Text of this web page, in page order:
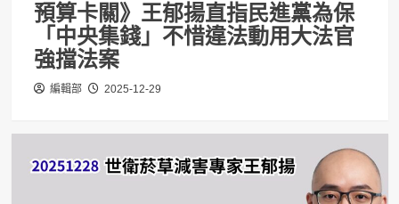
預算卡關》王郁揚直指民進黨為保
「中央集錢」不惜違法動用大法官
強擋法案
編輯部 2025-12-29